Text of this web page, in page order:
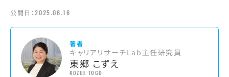
公開日：2025.06.16
著者
キャリアリサーチLab主任研究員
東郷 こずえ
KOZUE TOGO